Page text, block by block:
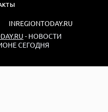
- НОВОСТИ
СЕГОДНЯ